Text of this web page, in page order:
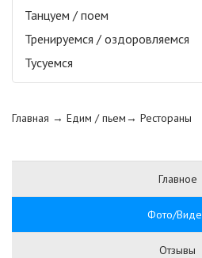
Танцуем / поем
Тренируемся / оздоровляемся
Тусуемся
Главная → Едим / пьем→ Рестораны
Главное
Фото/
Отзывы